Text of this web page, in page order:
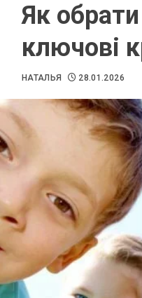
Як обрати
ключові
НАТАЛЬЯ 28.01.2026